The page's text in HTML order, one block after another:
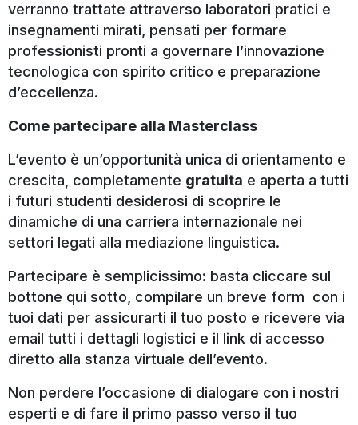
verranno trattate attraverso laboratori pratici e
insegnamenti mirati, pensati per formare
professionisti pronti a governare l’innovazione
tecnologica con spirito critico e preparazione
d’eccellenza.
Come partecipare alla Masterclass
L’evento è un’opportunità unica di orientamento e
crescita, completamente gratuita e aperta a tutti
i futuri studenti desiderosi di scoprire le
dinamiche di una carriera internazionale nei
settori legati alla mediazione linguistica.
Partecipare è semplicissimo: basta cliccare sul
bottone qui sotto, compilare un breve form con i
tuoi dati per assicurarti il tuo posto e ricevere via
email tutti i dettagli logistici e il link di accesso
diretto alla stanza virtuale dell’evento.
Non perdere l’occasione di dialogare con i nostri
esperti e di fare il primo passo verso il tuo
Dichiaro di aver letto e di accettare
l'informativa sul trattamento dei dati
personaliper l'iscrizione all'Open Day*
Marketing
Acconsento al trattamento dati per
eventi e offerta formativa della SSML
RECAPTCHA
Alternative: